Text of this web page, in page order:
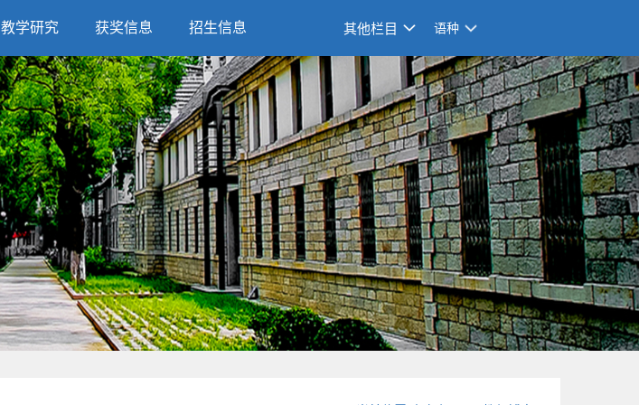
教学研究 获奖信息 招生信息 其他栏目 语种